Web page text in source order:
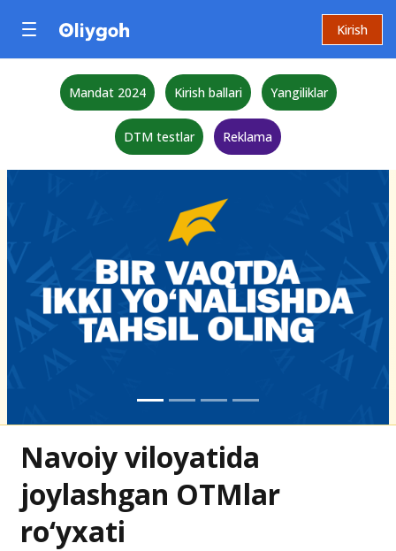
Kirish
Mandat 2024 Kirish ballari Yangiliklar
DTM testlar Reklama
Navoiy viloyatida
joylashgan OTMlar
ro‘yxati